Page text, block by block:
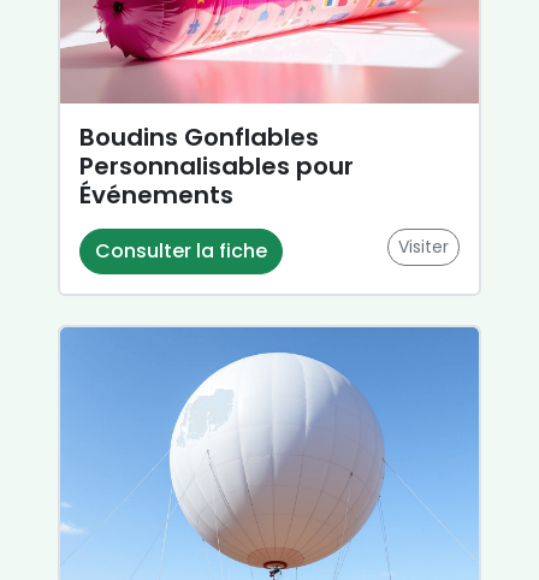
Boudins Gonflables
Personnalisables pour
Événements
Consulter la fiche Visiter